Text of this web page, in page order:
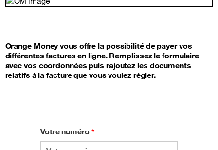
Orange Money vous offre la possibilité de payer vos
différentes factures en ligne. Remplissez le formulaire
avec vos coordonnées puis rajoutez les documents
relatifs à la facture que vous voulez régler.
Votre numéro *